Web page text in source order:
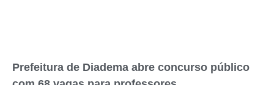
Prefeitura de Diadema abre concurso público